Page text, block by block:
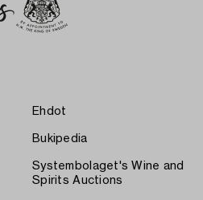
Ehdot
Bukipedia
Systembolaget's Wine and
Spirits Auctions